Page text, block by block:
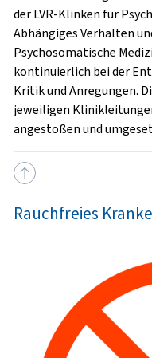
der LVR-Klinken für
Abhängiges Verhalten
Psychosomatische
kontinuierlich bei der
Kritik und Anregungen.
jeweiligen
angestoßen und
Rauchfreies